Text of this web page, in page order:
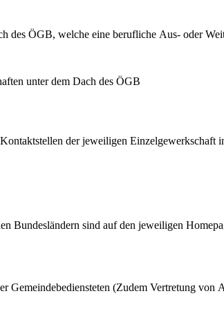
des ÖGB, welche eine berufliche Aus- oder
unter dem Dach des ÖGB
der jeweiligen
Bundesländern sind auf den jeweiligen
Gemeindebediensteten (Zudem Vertretung